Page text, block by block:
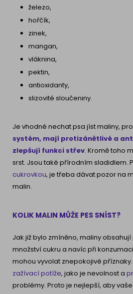
železo,
hořčík,
zinek,
mangan,
vláknina,
pektin,
antioxidanty,
slizovité sloučeniny.
Je vhodné nechat psa jíst maliny,
systém, mají protizánětlivé a
zlepšují funkci střev. Kromě toho
srst. Jsou také přírodním sladidlem.
cukrovkou, je třeba dávat pozor na
malin.
KOLIK MALIN MŮŽE PES SNÍST?
Jak již bylo zmíněno, maliny
množství cukru a navíc při
mohou vyvolat znepokojivé
zažívací potíže, jako je nevolnost a
problémy. Proto je nejlepší, aby